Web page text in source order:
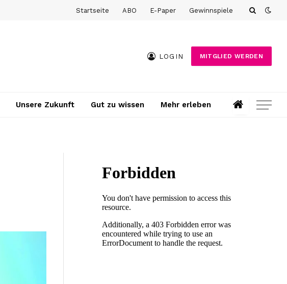
Startseite ABO E-Paper Gewinnspiele
LOGIN MITGLIED WERDEN
Unsere Zukunft Gut zu wissen Mehr erleben